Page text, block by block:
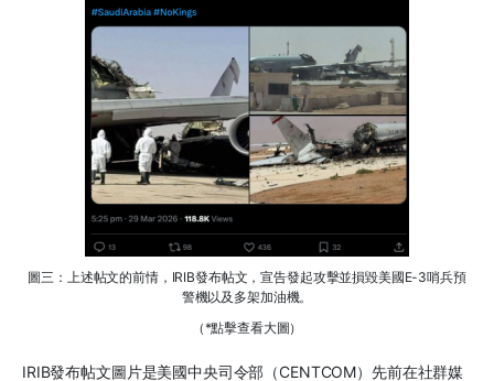
圖三：上述帖文的前情，IRIB發布帖文，宣告發起攻擊並損毀美國E-3哨兵預
警機以及多架加油機。
（*點擊查看大圖）
IRIB發布帖文圖片是美國中央司令部（CENTCOM）先前在社群媒